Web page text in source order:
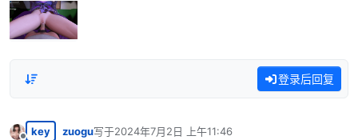
登录后回复
key zuogu写于2024年7月2日 上午11:46